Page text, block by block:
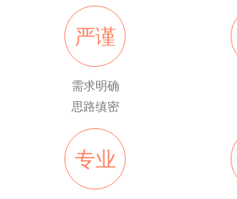
严谨
需求明确
思路缜密
专业